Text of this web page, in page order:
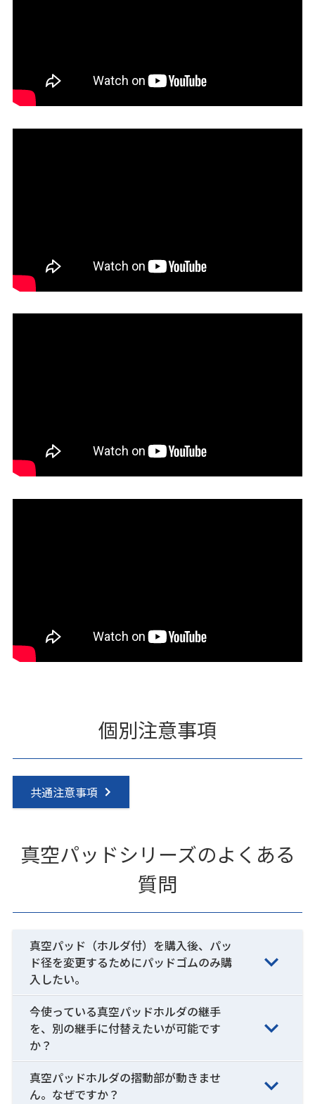
個別注意事項
共通注意事項
真空パッドシリーズのよくある
質問
真空パッド（ホルダ付）を購入後、パッ
ド径を変更するためにパッドゴムのみ購
入したい。
今使っている真空パッドホルダの継手
を、別の継手に付替えたいが可能です
か？
真空パッドホルダの摺動部が動きませ
ん。なぜですか？